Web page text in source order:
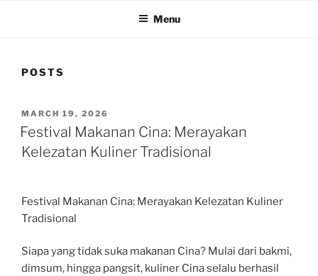
Menu
POSTS
POSTED
ON
MARCH 19, 2026
Festival Makanan Cina: Merayakan
Kelezatan Kuliner Tradisional
Festival Makanan Cina: Merayakan Kelezatan Kuliner
Tradisional
Siapa yang tidak suka makanan Cina? Mulai dari bakmi,
dimsum, hingga pangsit, kuliner Cina selalu berhasil